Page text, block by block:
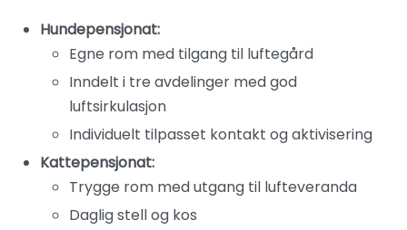
Hundepensjonat:
Egne rom med tilgang til luftegård
Inndelt i tre avdelinger med god
luftsirkulasjon
Individuelt tilpasset kontakt og aktivisering
Kattepensjonat:
Trygge rom med utgang til lufteveranda
Daglig stell og kos